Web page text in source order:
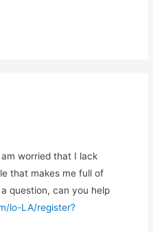
worried that I lack
that makes me full of
question, can you help
lo-LA/register?